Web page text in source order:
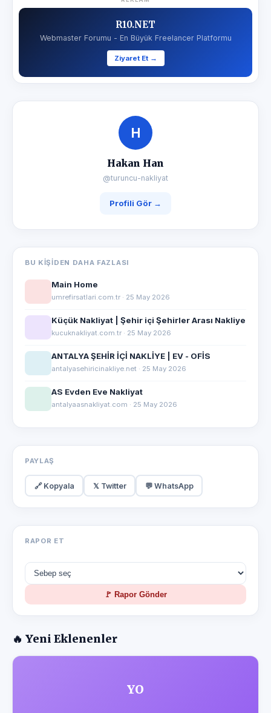
R10.NET
Webmaster Forumu - En Büyük Freelancer Platformu
Ziyaret Et →
H
Hakan Han
@turuncu-nakliyat
Profili Gör →
BU KIŞIDEN DAHA FAZLASI
Main Home
umrefirsatlari.com.tr · 25 May 2026
Küçük Nakliyat | Şehir içi Şehirler Arası Nakliye
kucuknakliyat.com.tr · 25 May 2026
ANTALYA ŞEHİR İÇİ NAKLİYE | EV - OFİS
antalyasehiricinakliye.net · 25 May 2026
AS Evden Eve Nakliyat
antalyaasnakliyat.com · 25 May 2026
PAYLAŞ
🔗 Kopyala 𝕏 Twitter 💬 WhatsApp
RAPOR ET
🚩 Rapor Gönder
🔥 Yeni Eklenenler
YO